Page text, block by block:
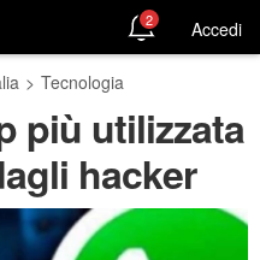
2 Accedi
> Tecnologia
più utilizzata
hacker